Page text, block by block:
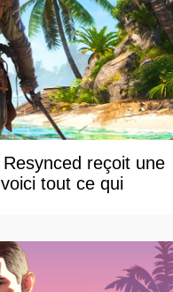
reçoit une
tout ce qui